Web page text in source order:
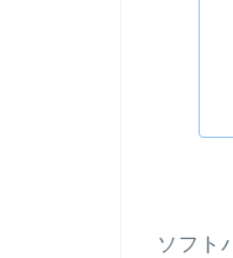
ソフト